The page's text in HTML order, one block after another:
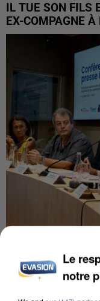
IL TUE SON FILS
EX-COMPAGNE À
INCENDIES :
DE SOLIDARITÉ
Le
notre